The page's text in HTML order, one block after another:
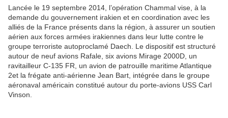
Lancée le 19 septembre 2014, l’opération Chammal vise, à la
demande du gouvernement irakien et en coordination avec les
alliés de la France présents dans la région, à assurer un soutien
aérien aux forces armées irakiennes dans leur lutte contre le
groupe terroriste autoproclamé Daech. Le dispositif est structuré
autour de neuf avions Rafale, six avions Mirage 2000D, un
ravitailleur C-135 FR, un avion de patrouille maritime Atlantique
2et la frégate anti-aérienne Jean Bart, intégrée dans le groupe
aéronaval américain constitué autour du porte-avions USS Carl
Vinson.